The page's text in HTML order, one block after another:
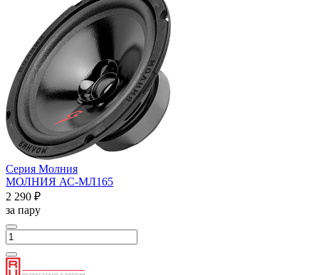
Серия Молния
МОЛНИЯ АС-МЛ165
2 290 ₽
за пару